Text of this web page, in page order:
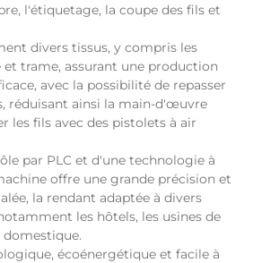
l'étiquetage, la coupe des fils et
divers tissus, y compris les
trame, assurant une production
avec la possibilité de repasser
réduisant ainsi la main-d'œuvre
les fils avec des pistolets à air
par PLC et d'une technologie à
offre une grande précision et
la rendant adaptée à divers
les hôtels, les usines de
écoénergétique et facile à